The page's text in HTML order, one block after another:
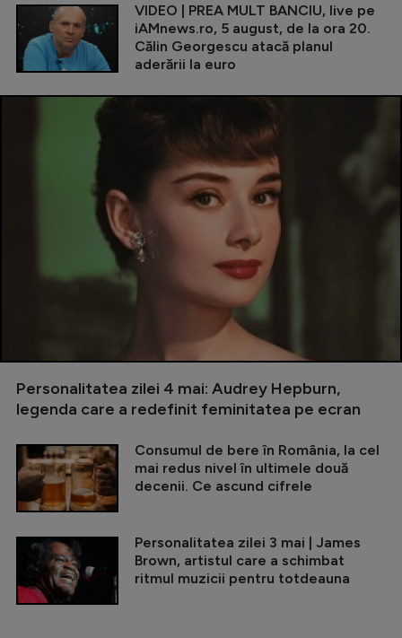
VIDEO | PREA MULT BANCIU, live pe
iAMnews.ro, 5 august, de la ora 20.
Călin Georgescu atacă planul
aderării la euro
Personalitatea zilei 4 mai: Audrey Hepburn,
legenda care a redefinit feminitatea pe ecran
Consumul de bere în România, la cel
mai redus nivel în ultimele două
decenii. Ce ascund cifrele
Personalitatea zilei 3 mai | James
Brown, artistul care a schimbat
ritmul muzicii pentru totdeauna